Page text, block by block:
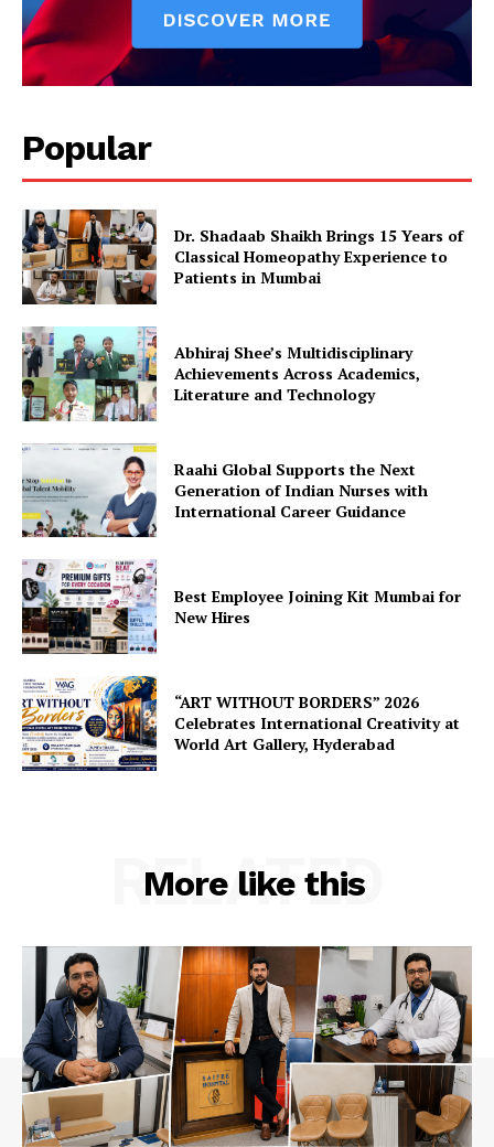
Popular
Dr. Shadaab Shaikh Brings 15 Years of
Classical Homeopathy Experience to
Patients in Mumbai
Abhiraj Shee’s Multidisciplinary
Achievements Across Academics,
Literature and Technology
Raahi Global Supports the Next
Generation of Indian Nurses with
International Career Guidance
Best Employee Joining Kit Mumbai for
New Hires
“ART WITHOUT BORDERS” 2026
Celebrates International Creativity at
World Art Gallery, Hyderabad
More like this
RELATED